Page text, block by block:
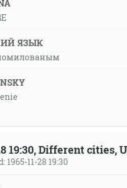
ЯЗЫК
19:30, Different
1965-11-28 19:30